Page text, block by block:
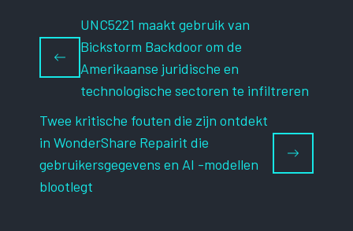
UNC5221 maakt gebruik van
Bickstorm Backdoor om de
Amerikaanse juridische en
technologische sectoren te infiltreren
Twee kritische fouten die zijn ontdekt
in WonderShare Repairit die
gebruikersgegevens en AI -modellen
blootlegt